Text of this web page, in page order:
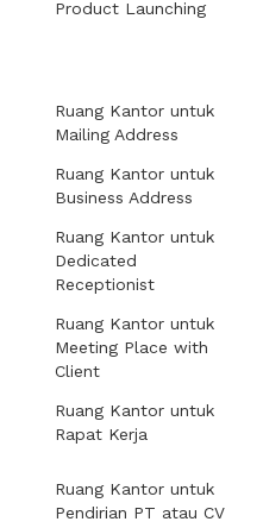
Product Launching
Ruang Kantor untuk
Mailing Address
Ruang Kantor untuk
Business Address
Ruang Kantor untuk
Dedicated
Receptionist
Ruang Kantor untuk
Meeting Place with
Client
Ruang Kantor untuk
Rapat Kerja
Ruang Kantor untuk
Pendirian PT atau CV